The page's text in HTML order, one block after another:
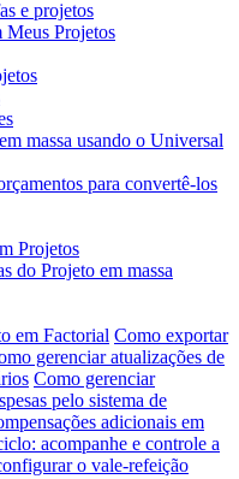
e projetos
Meus Projetos
massa usando o Universal
para convertê-los
Projetos
do Projeto em massa
em Factorial Como exportar
gerenciar atualizações de
Como gerenciar
pelo sistema de
adicionais em
acompanhe e controle a
o vale-refeição